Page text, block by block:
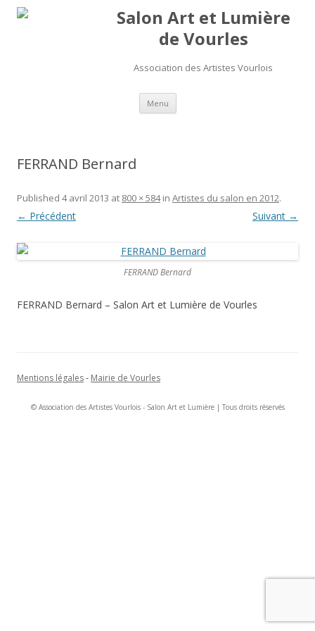
Salon Art et Lumière
de Vourles
Association des Artistes Vourlois
Menu Aller au contenu
FERRAND Bernard
Published 4 avril 2013 at 800 × 584in Artistes du salon en 2012.
← Précédent Suivant →
FERRAND Bernard
FERRAND Bernard – Salon Art et Lumière de Vourles
Mentions légales- Mairie de Vourles
© Association des Artistes Vourlois - Salon Art et Lumière | Tous droits réservés